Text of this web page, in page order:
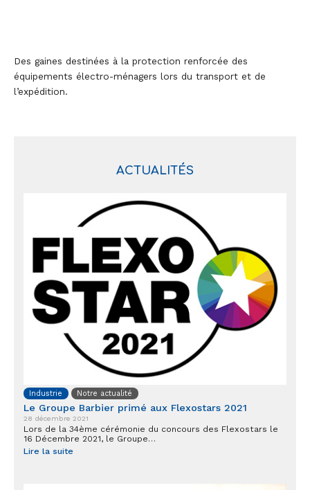
Des gaines destinées à la protection renforcée des
équipements électro-ménagers lors du transport et de
l’expédition.
ACTUALITÉS
Industrie Notre actualité
Le Groupe Barbier primé aux Flexostars 2021
28 décembre 2021
Lors de la 34ème cérémonie du concours des Flexostars le
16 Décembre 2021, le Groupe…
Lire la suite